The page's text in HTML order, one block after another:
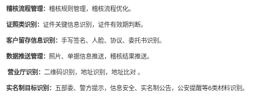
稽核流程管理： 稽核规则管理，稽核流程优化。
证照类识别： 证件关键信息识别，证件有效期判断。
客户留存信息识别： 手写签名、人脸、协议、委托书识别。
数据推送管理： 照片、单据信息推送，稽核结果推送。
营业厅识别： 二维码识别，地址识别，地址比对 。
实名制目标识别： 五部委、警方提示，信息安全、实名制公告，公安提醒等6类材料识别。